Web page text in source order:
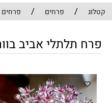
קטלוג / פרחים / פרחים
פרח תלתלי אביב בוורוד